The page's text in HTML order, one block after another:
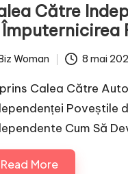
Către
Woman 8 mai
Calea Către
Poveștile
Cum Să
Read More